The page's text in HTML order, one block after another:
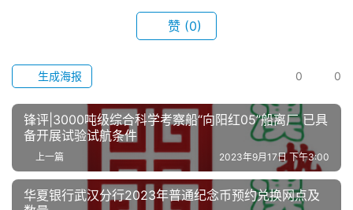
赞 (0)
0 0
生成海报
锋评|3000吨级综合科学考察船“向阳红05”船离厂 已具
备开展试验试航条件
上一篇 2023年9月17日 下午3:00
华夏银行武汉分行2023年普通纪念币预约兑换网点及